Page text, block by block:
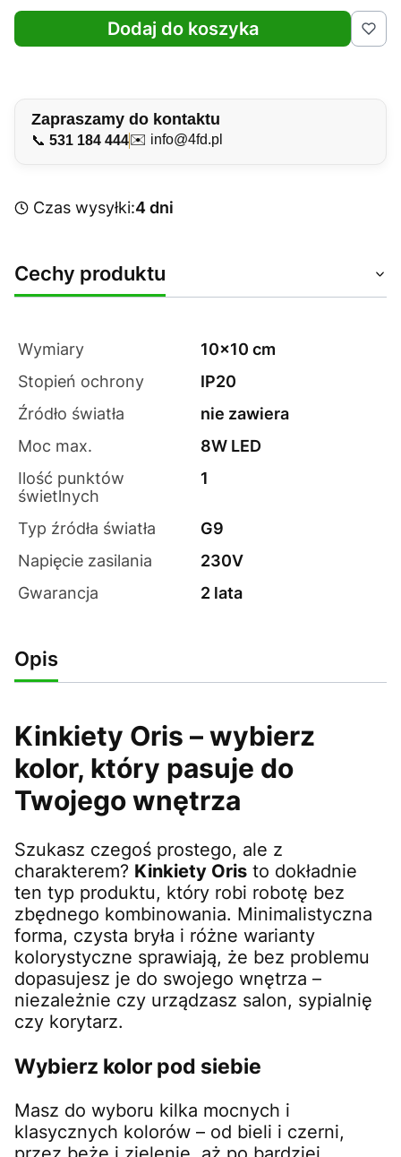
Dodaj do koszyka
Zapraszamy do kontaktu
📞 531 184 444✉️ info@4fd.pl
Czas wysyłki:4 dni
Cechy produktu
Wymiary
10x10 cm
Stopień ochrony
IP20
Źródło światła
nie zawiera
Moc max.
8W LED
Ilość punktów
świetlnych
1
Typ źródła światła
G9
Napięcie zasilania
230V
Gwarancja
2 lata
Opis
Kinkiety Oris – wybierz
kolor, który pasuje do
Twojego wnętrza
Szukasz czegoś prostego, ale z
charakterem? Kinkiety Oris to dokładnie
ten typ produktu, który robi robotę bez
zbędnego kombinowania. Minimalistyczna
forma, czysta bryła i różne warianty
kolorystyczne sprawiają, że bez problemu
dopasujesz je do swojego wnętrza –
niezależnie czy urządzasz salon, sypialnię
czy korytarz.
Wybierz kolor pod siebie
Masz do wyboru kilka mocnych i
klasycznych kolorów – od bieli i czerni,